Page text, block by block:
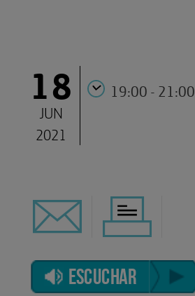
18
JUN
2021
19:00 - 21:00
ESCUCHAR